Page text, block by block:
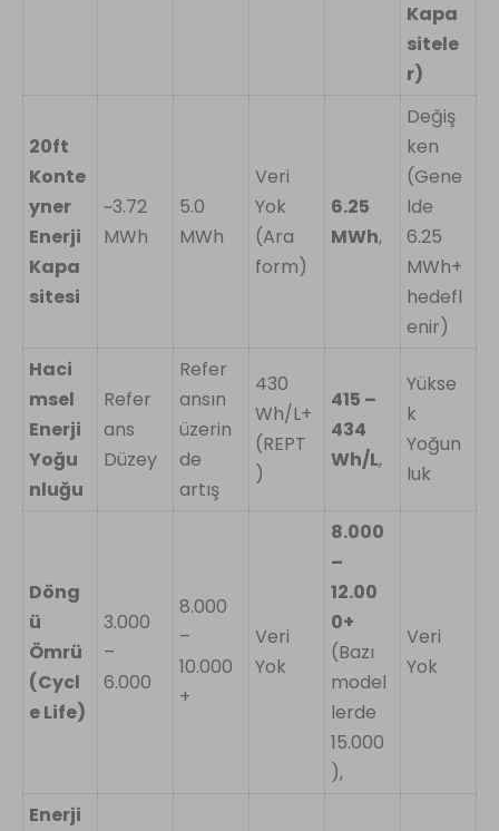
Kapa
sitele
r)
20ft
Konte
yner
Enerji
Kapa
sitesi
~3.72
MWh
5.0
MWh
Veri
Yok
(Ara
form)
6.25
MWh,
Değiş
ken
(Gene
lde
6.25
MWh+
hedefl
enir)
Haci
msel
Enerji
Yoğu
nluğu
Refer
ans
Düzey
Refer
ansın
üzerin
de
artış
430
Wh/L+
(REPT
)
415 –
434
Wh/L,
Yükse
k
Yoğun
luk
Döng
ü
Ömrü
(Cycl
e Life)
3.000
–
6.000
8.000
–
10.000
+
Veri
Yok
8.000
–
12.00
0+
(Bazı
model
lerde
15.000
),
Veri
Yok
Enerji